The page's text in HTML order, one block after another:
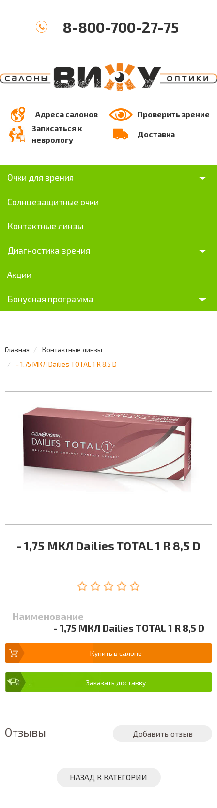
8-800-700-27-75
Адреса салонов
Проверить зрение
Записаться к
неврологу
Доставка
Очки для зрения
Солнцезащитные очки
Контактные линзы
Диагностика зрения
Акции
Бонусная программа
Главная
Контактные линзы
- 1,75 МКЛ Dailies TOTAL 1 R 8,5 D
- 1,75 МКЛ Dailies TOTAL 1 R 8,5 D
Наименование
- 1,75 МКЛ Dailies TOTAL 1 R 8,5 D
Купить в салоне
Заказать доставку
Отзывы Добавить отзыв
НАЗАД К КАТЕГОРИИ